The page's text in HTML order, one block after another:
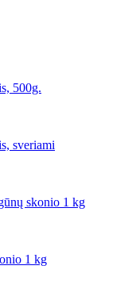
500g.
sveriami
skonio 1 kg
1 kg